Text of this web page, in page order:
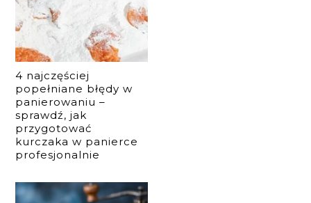
4 najczęściej
popełniane błędy w
panierowaniu –
sprawdź, jak
przygotować
kurczaka w panierce
profesjonalnie